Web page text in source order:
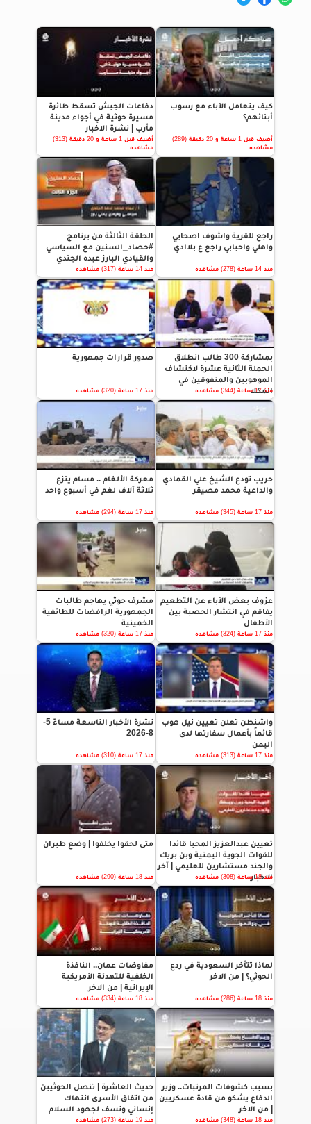
كيف يتعامل الآباء مع رسوب
أبنائهم؟
أضيف قبل 1 ساعة و 20 دقيقة (289)
مشاهده
دفاعات الجيش تسقط طائرة
مسيرة حوثية في أجواء مدينة
مأرب | نشرة الاخبار
أضيف قبل 1 ساعة و 20 دقيقة (313)
مشاهده
راجع للقرية واشوف اصحابي
واهلي واحبابي راجع ع بلاادي
منذ 14 ساعة (278) مشاهده
الحلقة الثالثة من برنامج
#حصاد_السنين مع السياسي
والقيادي البارز عبده الجندي
منذ 14 ساعة (317) مشاهده
بمشاركة 300 طالب انطلاق
الحملة الثانية عشرة لاكتشاف
الموهوبين والمتفوقين في
المكلا
منذ 17 ساعة (344) مشاهده
صدور قرارات جمهورية
منذ 17 ساعة (320) مشاهده
حريب تودع الشيخ علي القمادي
والداعية محمد مصيقر
منذ 17 ساعة (345) مشاهده
معركة الألغام .. مسام ينزع
ثلاثة آلاف لغم في أسبوع واحد
منذ 17 ساعة (294) مشاهده
عزوف بعض الآباء عن التطعيم
يفاقم في انتشار الحصبة بين
الأطفال
منذ 17 ساعة (324) مشاهده
مشرف حوثي يهاجم طالبات
الجمهورية الرافضات للطائفية
الخمينية
منذ 17 ساعة (320) مشاهده
واشنطن تعلن تعيين نيل هوب
قائماً بأعمال سفارتها لدى
اليمن
منذ 17 ساعة (313) مشاهده
نشرة الأخبار التاسعة مساءً 5-
8-2026
منذ 17 ساعة (310) مشاهده
تعيين عبدالعزيز المحيا قائدا
للقوات الجوية اليمنية وبن بريك
والجند مستشارين للعليمي | آخر
الاخبار
منذ 18 ساعة (308) مشاهده
متى لحقوا يخلفوا | وضع طيران
منذ 18 ساعة (290) مشاهده
لماذا تتأخر السعودية في ردع
الحوثي؟ | من الاخر
منذ 18 ساعة (286) مشاهده
مفاوضات عمان.. النافذة
الخلفية للتهدئة الأمريكية
الإيرانية | من الاخر
منذ 18 ساعة (334) مشاهده
بسبب كشوفات المرتبات.. وزير
الدفاع يشكو من قادة عسكريين
| من الاخر
منذ 18 ساعة (348) مشاهده
حديث العاشرة | تنصل الحوثيين
من اتفاق الأسرى انتهاك
إنساني ونسف لجهود السلام
منذ 19 ساعة (273) مشاهده